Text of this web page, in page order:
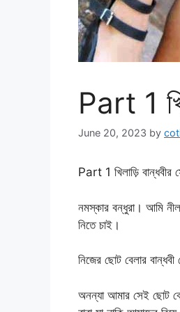
Part 1
June 20, 2023 by
Part 1 খিলাড়ি বান্ধবীর
নমস্কার বন্ধুরা। আমি
নিতে চাই।
নিজের ছোট বেলার
অনন্যা আমার সেই ছোট